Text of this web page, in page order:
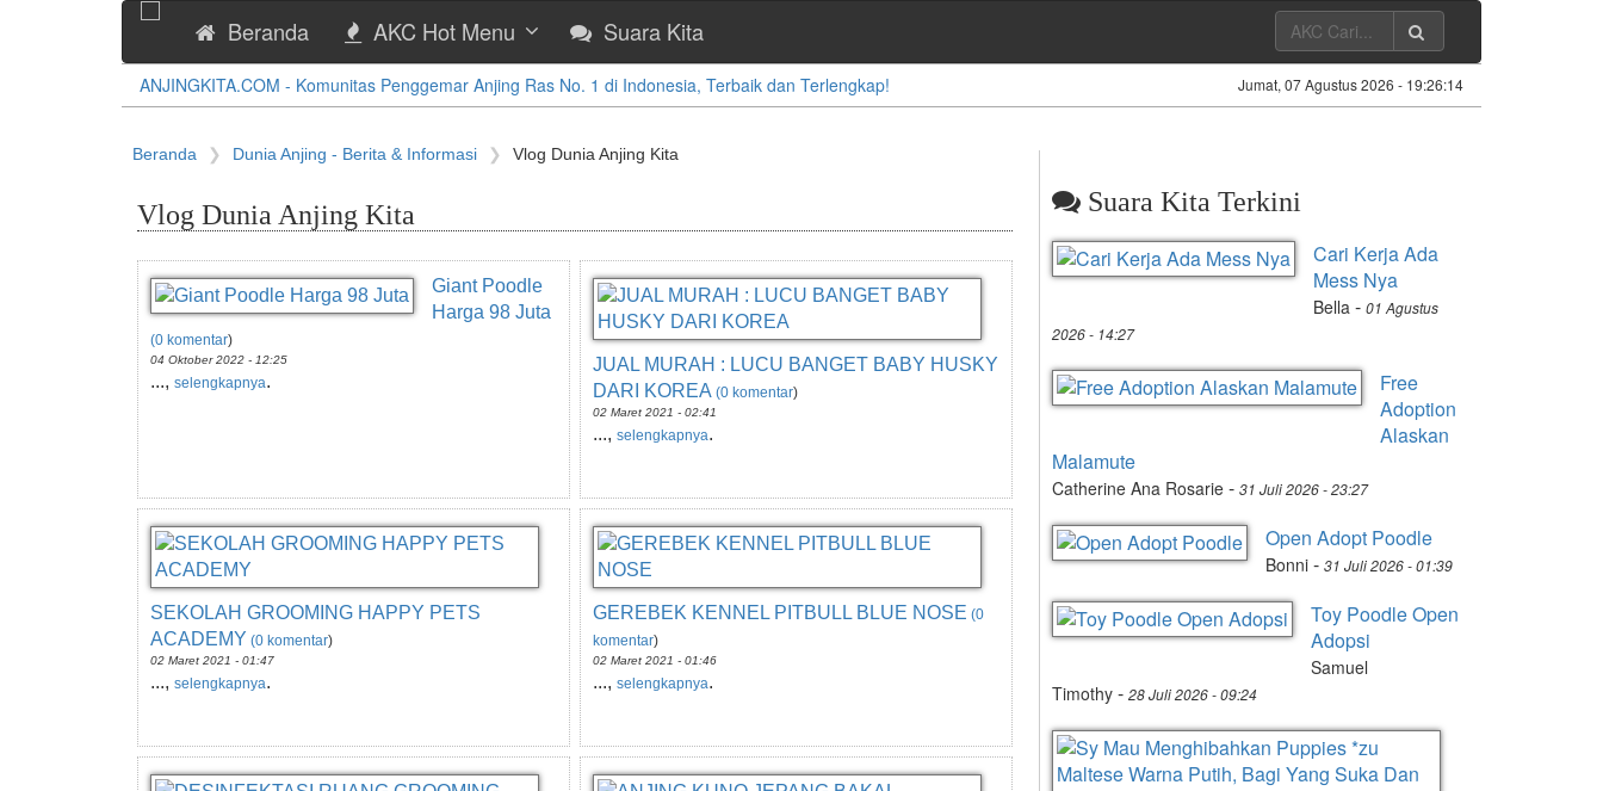
Beranda AKC Hot Menu Suara Kita
ANJINGKITA.COM - Komunitas Penggemar Anjing Ras No. 1 di Indonesia, Terbaik dan Terlengkap! Jumat, 07 Agustus 2026 - 19:26:14
Beranda Dunia Anjing - Berita & Informasi Vlog Dunia Anjing Kita
Vlog Dunia Anjing Kita
Giant Poodle
Harga 98 Juta
(0 komentar)
04 Oktober 2022 - 12:25
..., selengkapnya.
JUAL MURAH : LUCU BANGET BABY HUSKY
DARI KOREA (0 komentar)
02 Maret 2021 - 02:41
..., selengkapnya.
SEKOLAH GROOMING HAPPY PETS
ACADEMY (0 komentar)
02 Maret 2021 - 01:47
..., selengkapnya.
GEREBEK KENNEL PITBULL BLUE NOSE (0
komentar)
02 Maret 2021 - 01:46
..., selengkapnya.
Suara Kita Terkini
Cari Kerja Ada
Mess Nya
Bella - 01 Agustus
2026 - 14:27
Free
Adoption
Alaskan
Malamute
Catherine Ana Rosarie - 31 Juli 2026 - 23:27
Open Adopt Poodle
Bonni - 31 Juli 2026 - 01:39
Toy Poodle Open
Adopsi
Samuel
Timothy - 28 Juli 2026 - 09:24